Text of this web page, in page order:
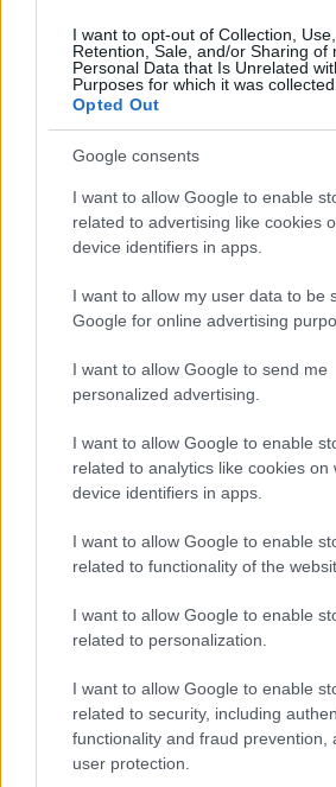
I want to opt-out of Collection, Use,
Retention, Sale, and/or Sharing of
Personal Data that Is Unrelated
Purposes for which it was collected.
Opted Out
Google consents
I want to allow Google to enable
related to advertising like cookies
device identifiers in apps.
I want to allow my user data to be
Google for online advertising
I want to allow Google to send me
personalized advertising.
I want to allow Google to enable
related to analytics like cookies on
device identifiers in apps.
I want to allow Google to enable
related to functionality of the
I want to allow Google to enable
related to personalization.
I want to allow Google to enable
related to security, including
functionality and fraud prevention,
user protection.
Sorozat Klub
2015. április 29. 11:30
hamarosan pedig szülői örömök elé
baba nemét is tudni.
Sorozat Klub
Chad Michael Murray titokban
A Tuti gimi sztárja és szerelme a
kizárásával kelt egybe, és csak
megházasodtak. Ha ez nem lenne